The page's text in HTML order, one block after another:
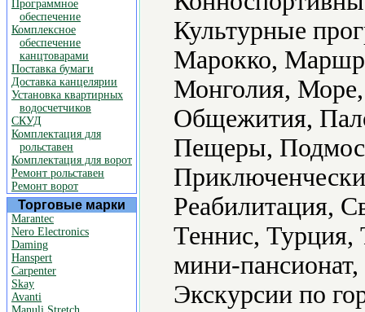
Программное
обеспечение
Комплексное
обеспечение
канцтоварами
Поставка бумаги
Доставка канцелярии
Установка квартирных
водосчетчиков
СКУД
Комплектация для
рольставен
Комплектация для ворот
Ремонт рольставен
Ремонт ворот
Торговые марки
Marantec
Nero Electronics
Daming
Hanspert
Carpenter
Skay
Avanti
Культурные
Марокко,
Монголия, Море,
Общежития,
Пещеры,
Реабилитация,
Теннис,
мини-
Экскурсии по